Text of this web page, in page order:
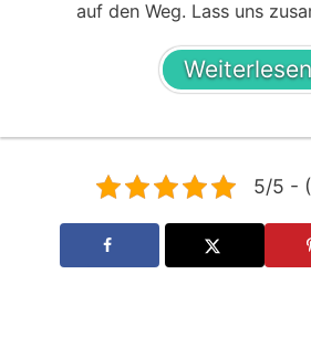
auf den Weg. Lass uns
Weiterlesen
5/5 -